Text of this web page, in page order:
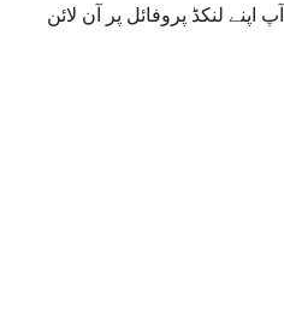
آپ اپنے لنکڈ پروفائل پر آن لائن